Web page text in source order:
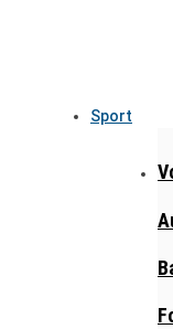
Sport